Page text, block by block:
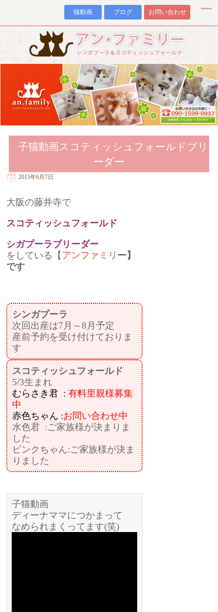
猫動画 ブログ お問い合わせ
子猫動画スコティッシュフォールドブリ
ーダー
2015年6月7日
大阪の藤井寺で
スコティッシュフォールド
シガプーラブリーダー
をしている【 アンファミリ ー】
です
シンガプーラ
次回出産は7月～8月予定
産前予約を受け付けておりま
す
スコティッシュフォールド
5/3生まれ
むらさき君 :有料里親様募集
中
赤色ちゃん :お問い合わせ中
水色君 :ご家族様が決まりま
した
ピンクちゃん:ご家族様が決ま
りました
子猫動画
ディーナママにつかまって
なめられまくってます(笑)